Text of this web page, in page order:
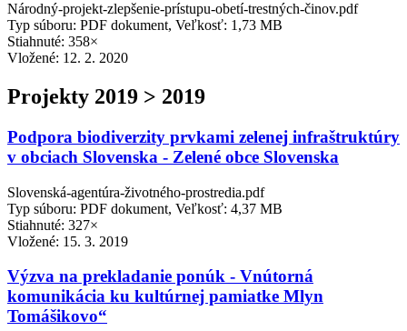
Národný-projekt-zlepšenie-prístupu-obetí-trestných-činov.pdf
Typ súboru: PDF dokument, Veľkosť: 1,73 MB
Stiahnuté: 358×
Vložené: 12. 2. 2020
Projekty 2019 > 2019
Podpora biodiverzity prvkami zelenej infraštruktúry
v obciach Slovenska - Zelené obce Slovenska
Slovenská-agentúra-životného-prostredia.pdf
Typ súboru: PDF dokument, Veľkosť: 4,37 MB
Stiahnuté: 327×
Vložené: 15. 3. 2019
Výzva na prekladanie ponúk - Vnútorná
komunikácia ku kultúrnej pamiatke Mlyn
Tomášikovo“